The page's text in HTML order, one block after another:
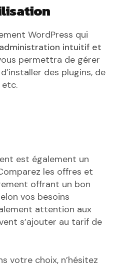
WordPress qui
intuitif et
permettra de gérer
des plugins, de
etc.
est également un
les offres et
offrant un bon
vos besoins
attention aux
s’ajouter au tarif de
votre choix, n’hésitez